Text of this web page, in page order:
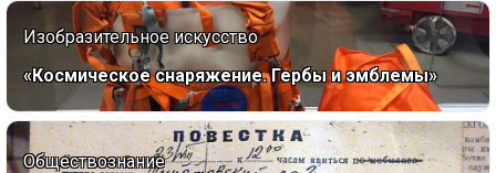
Изобразительное искусство
«Космическое снаряжение. Гербы и эмблемы»
Обществознание